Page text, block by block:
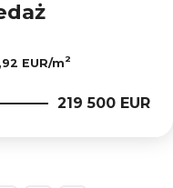
EUR/m2
219 500 EUR